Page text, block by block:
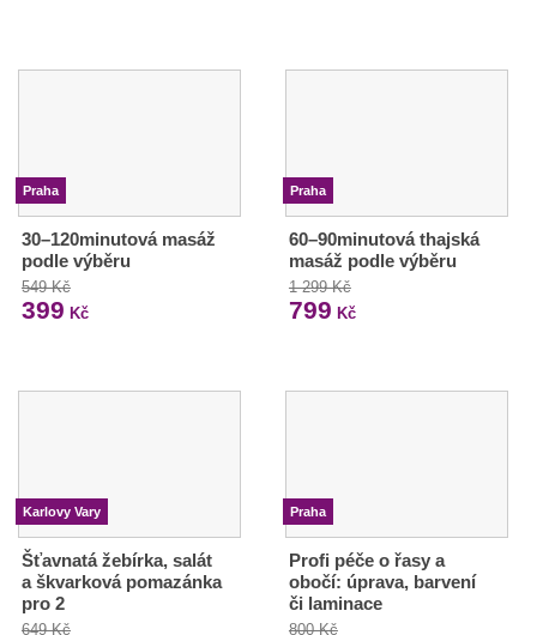
Praha
30–120minutová masáž
podle výběru
549 Kč
399 Kč
Praha
60–90minutová thajská
masáž podle výběru
1 299 Kč
799 Kč
Karlovy Vary
Šťavnatá žebírka, salát
a škvarková pomazánka
pro 2
649 Kč
Praha
Profi péče o řasy a
obočí: úprava, barvení
či laminace
800 Kč